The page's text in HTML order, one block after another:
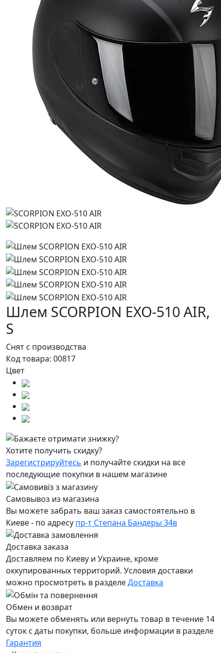
Шлем SCORPION EXO-510 AIR,
S
Снят с производства
Код товара: 00817
Цвет
Хотите получить скидку?
Зарегистрируйтесь и получайте скидки на все
последующие покупки в нашем магазине
Самовывоз из магазина
Вы можете забрать ваш заказ самостоятельно в
Киеве - по адресу пр-т Степана Бандеры 34в
Доставка заказа
Доставляем по Киеву и Украине, кроме
оккупированных территорий. Условия доставки
можно просмотреть в разделеДоставка
Обмен и возврат
Вы можете обменять или вернуть товар в течение 14
суток с даты покупки, больше информации в разделе
Гарантия